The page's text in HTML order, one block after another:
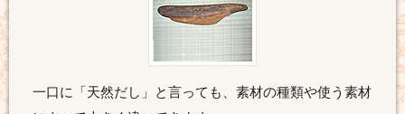
一口に「天然だし」と言っても、素材の種類や使う素材